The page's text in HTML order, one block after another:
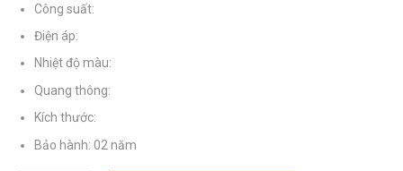
Công suất:
Điện áp:
Nhiệt độ màu:
Quang thông:
Kích thước:
Bảo hành: 02 năm